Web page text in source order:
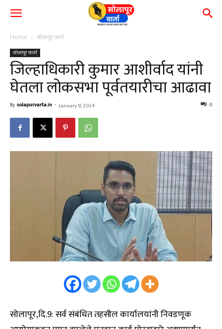
Home सोलापूर वार्ता
सोलापूर वार्ता
जिल्हाधिकारी कुमार आशीर्वाद यांनी
घेतला लोकसभा पूर्वतयारीचा आढावा
By solapurvarta.in - January 9, 2024 0
सोलापूर,दि.9: सर्व संबंधित तहसील कार्यालयांनी निवडणूक